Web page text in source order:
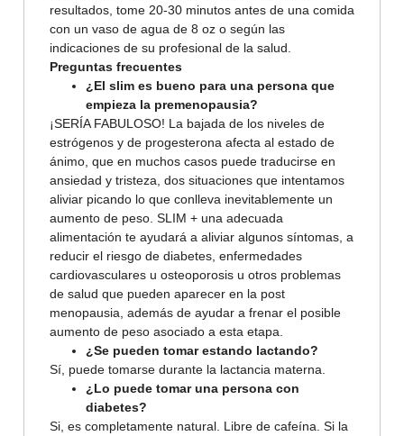
resultados, tome 20-30 minutos antes de una comida
con un vaso de agua de 8 oz o según las
indicaciones de su profesional de la salud.
Preguntas frecuentes
¿El slim es bueno para una persona que
empieza la premenopausia?
¡SERÍA FABULOSO! La bajada de los niveles de
estrógenos y de progesterona afecta al estado de
ánimo, que en muchos casos puede traducirse en
ansiedad y tristeza, dos situaciones que intentamos
aliviar picando lo que conlleva inevitablemente un
aumento de peso. SLIM + una adecuada
alimentación te ayudará a aliviar algunos síntomas, a
reducir el riesgo de diabetes, enfermedades
cardiovasculares u osteoporosis u otros problemas
de salud que pueden aparecer en la post
menopausia, además de ayudar a frenar el posible
aumento de peso asociado a esta etapa.
¿Se pueden tomar estando lactando?
Sí, puede tomarse durante la lactancia materna.
¿Lo puede tomar una persona con
diabetes?
Si, es completamente natural. Libre de cafeína. Si la